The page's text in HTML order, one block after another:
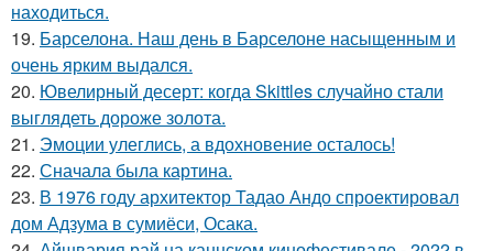
находиться.
19. Барселона. Наш день в Барселоне насыщенным и
очень ярким выдался.
20. Ювелирный десерт: когда Skittles случайно стали
выглядеть дороже золота.
21. Эмоции улеглись, а вдохновение осталось!
22. Сначала была картина.
23. В 1976 году архитектор Тадао Андо спроектировал
дом Адзума в сумиёси, Осака.